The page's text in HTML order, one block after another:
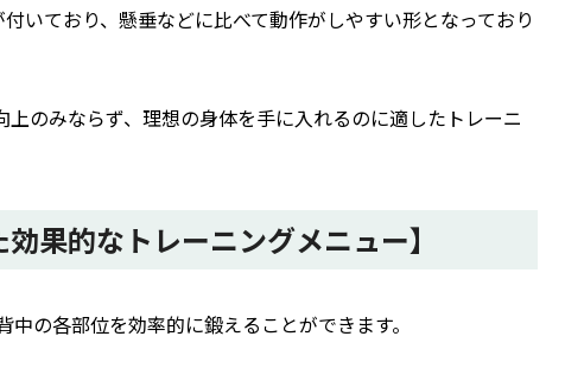
いており、懸垂などに比べて動作がしやすい形となっており
のみならず、理想の身体を手に入れるのに適したトレーニ
果的なトレーニングメニュー】
の各部位を効率的に鍛えることができます。